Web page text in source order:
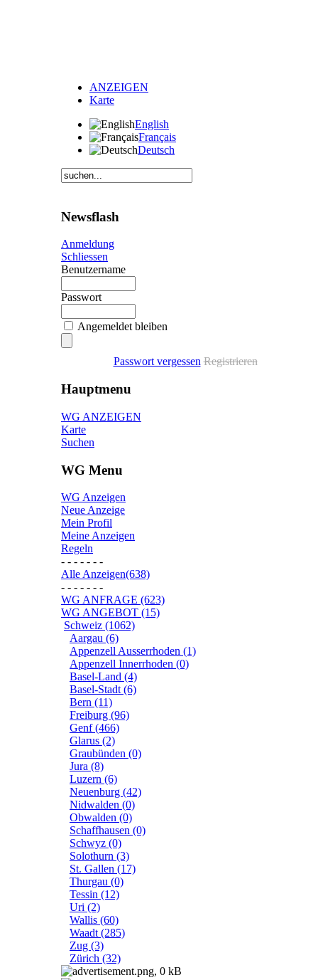
ANZEIGEN
Karte
English
Français
Deutsch
Newsflash
Anmeldung
Schliessen
Benutzername
Passwort
Angemeldet bleiben
Passwort vergessen Registrieren
Hauptmenu
WG ANZEIGEN
Karte
Suchen
WG Menu
WG Anzeigen
Neue Anzeige
Mein Profil
Meine Anzeigen
Regeln
- - - - - - -
Alle Anzeigen(638)
- - - - - - -
WG ANFRAGE (623)
WG ANGEBOT (15)
Schweiz (1062)
Aargau (6)
Appenzell Ausserrhoden (1)
Appenzell Innerrhoden (0)
Basel-Land (4)
Basel-Stadt (6)
Bern (11)
Freiburg (96)
Genf (466)
Glarus (2)
Graubünden (0)
Jura (8)
Luzern (6)
Neuenburg (42)
Nidwalden (0)
Obwalden (0)
Schaffhausen (0)
Schwyz (0)
Solothurn (3)
St. Gallen (17)
Thurgau (0)
Tessin (12)
Uri (2)
Wallis (60)
Waadt (285)
Zug (3)
Zürich (32)